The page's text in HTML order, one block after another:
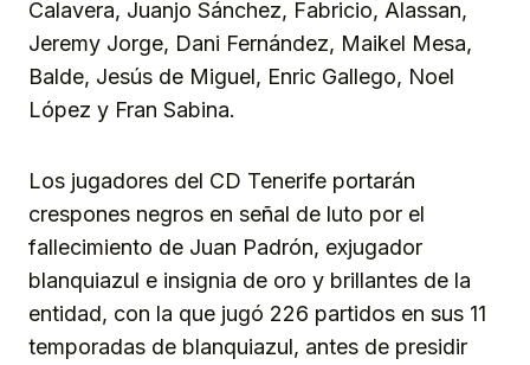
Calavera, Juanjo Sánchez, Fabricio, Alassan,
Jeremy Jorge, Dani Fernández, Maikel Mesa,
Balde, Jesús de Miguel, Enric Gallego, Noel
López y Fran Sabina.
Los jugadores del CD Tenerife portarán
crespones negros en señal de luto por el
fallecimiento de Juan Padrón, exjugador
blanquiazul e insignia de oro y brillantes de la
entidad, con la que jugó 226 partidos en sus 11
temporadas de blanquiazul, antes de presidir